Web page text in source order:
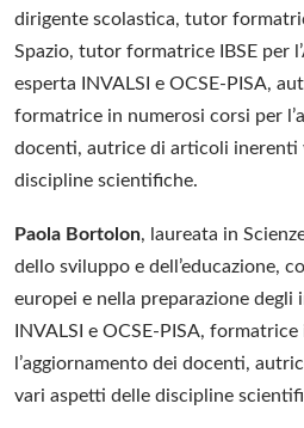
dirigente scolastica, tutor
Spazio, tutor formatrice IBSE per
esperta INVALSI e OCSE-PISA,
formatrice in numerosi corsi per
docenti, autrice di articoli inerenti
discipline scientifiche.
Paola Bortolon, laureata in
dello sviluppo e dell’educazione,
europei e nella preparazione degli
INVALSI e OCSE-PISA,
l’aggiornamento dei docenti,
vari aspetti delle discipline